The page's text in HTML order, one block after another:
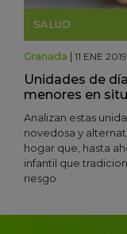
SALUD
Granada | 11 ENE 2019
Unidades de
menores en
Analizan estas
novedosa y
hogar que, hasta
infantil que
riesgo.